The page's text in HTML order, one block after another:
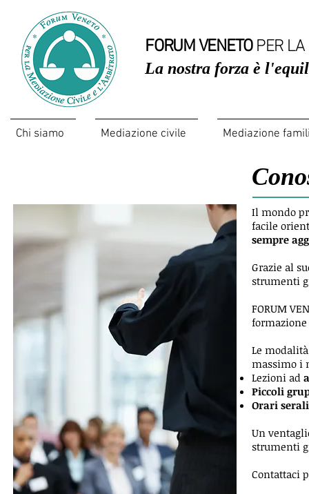
FORUM VENETOPER LA
La nostra forza è
Chi siamo Mediazione civile Mediazione
Il mondo
facile
sempre
Grazie al
strumenti
FORUM
Le
massimo i
Lezioni ad
Piccoli
Orari serali
Un
strumenti
Contattaci